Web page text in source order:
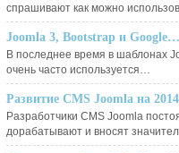
спрашивают как можно
Joomla 3, Bootstrap и Google…
В последнее время в шаблонах
очень часто используется…
Развитие CMS Joomla на
Разработчики CMS Joomla
дорабатывают и вносят